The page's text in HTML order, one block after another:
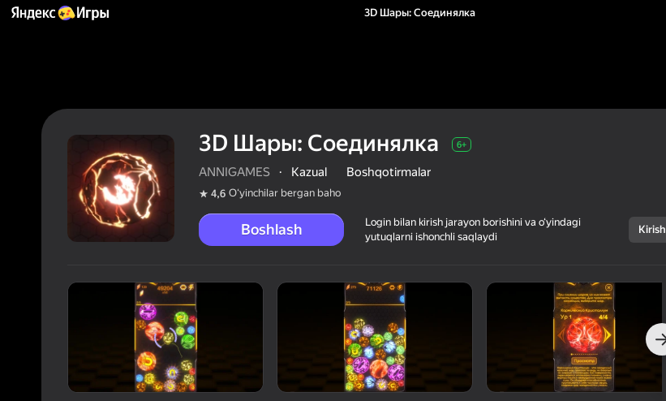
3D Шары: Соединялка
3D Шары:
Соединялка
ANNIGAMES
Kazual
Oʻyinchilar bergan baho
3D Шары: Соединялка 6+
ANNIGAMES · Kazual Boshqotirmalar
4,6 Oʻyinchilar bergan baho
Boshlash
Login bilan kirish jarayon borishini va o‘yindagi
yutuqlarni ishonchli saqlaydi
Kirish